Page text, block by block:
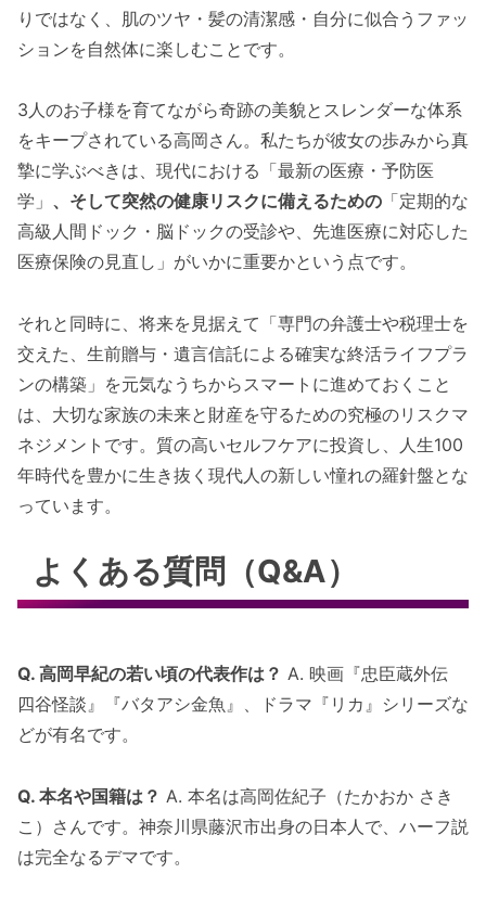
りではなく、肌のツヤ・髪の清潔感・自分に似合うファッ
ションを自然体に楽しむことです。
3人のお子様を育てながら奇跡の美貌とスレンダーな体系
をキープされている高岡さん。私たちが彼女の歩みから真
摯に学ぶべきは、現代における「最新の医療・予防医
学」 、そして突然の健康リスクに備えるための 「定期的な
高級人間ドック・脳ドックの受診や、先進医療に対応した
医療保険の見直し」がいかに重要かという点です。
それと同時に、将来を見据えて「専門の弁護士や税理士を
交えた、生前贈与・遺言信託による確実な終活ライフプラ
ンの構築」を元気なうちからスマートに進めておくこと
は、大切な家族の未来と財産を守るための究極のリスクマ
ネジメントです。質の高いセルフケアに投資し、人生100
年時代を豊かに生き抜く現代人の新しい憧れの羅針盤とな
っています。
よくある質問（Q&A）
Q. 高岡早紀の若い頃の代表作は？ A. 映画『忠臣蔵外伝
四谷怪談』『バタアシ金魚』、ドラマ『リカ』シリーズな
どが有名です。
Q. 本名や国籍は？ A. 本名は高岡佐紀子（たかおか さき
こ）さんです。神奈川県藤沢市出身の日本人で、ハーフ説
は完全なるデマです。